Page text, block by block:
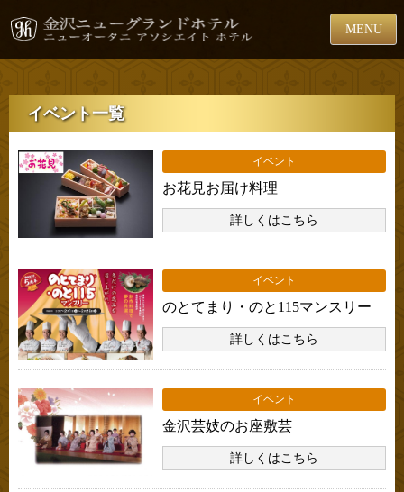
MENU
イベント一覧
イベント
お花見お届け料理
詳しくはこちら
イベント
のとてまり・のと115マンスリー
詳しくはこちら
イベント
金沢芸妓のお座敷芸
詳しくはこちら